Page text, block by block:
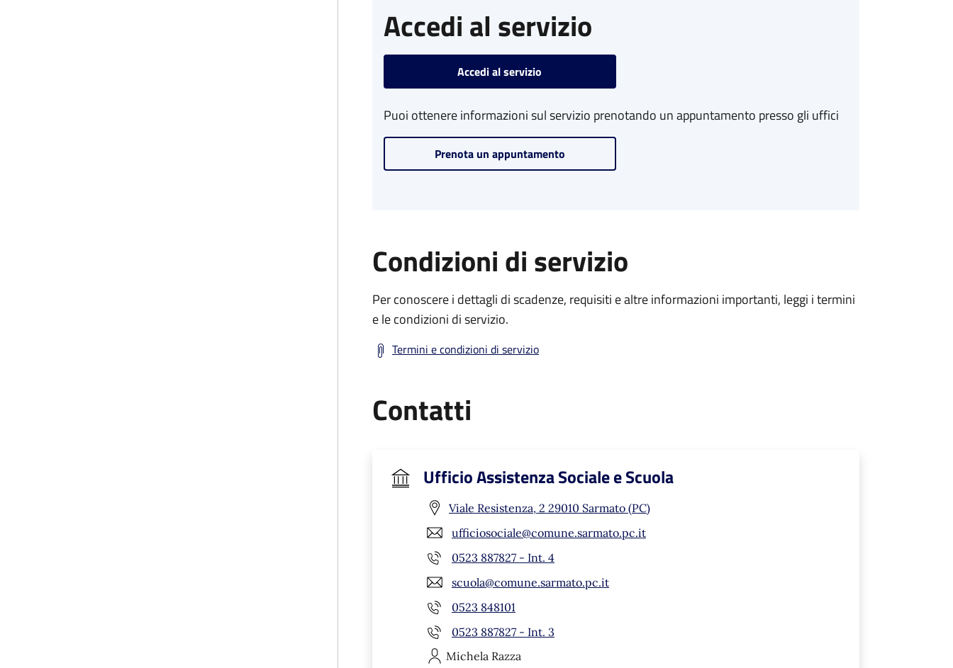
Accedi al servizio
Accedi al servizio
Puoi ottenere informazioni sul servizio prenotando un appuntamento presso gli uffici
Prenota un appuntamento
Condizioni di servizio
Per conoscere i dettagli di scadenze, requisiti e altre informazioni importanti, leggi i termini
e le condizioni di servizio.
Termini e condizioni di servizio
Contatti
Ufficio Assistenza Sociale e Scuola
Viale Resistenza, 2 29010 Sarmato (PC)
ufficiosociale@comune.sarmato.pc.it
0523 887827 - Int. 4
scuola@comune.sarmato.pc.it
0523 848101
0523 887827 - Int. 3
Michela Razza